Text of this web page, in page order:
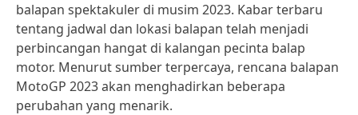
balapan spektakuler di musim 2023. Kabar terbaru
tentang jadwal dan lokasi balapan telah menjadi
perbincangan hangat di kalangan pecinta balap
motor. Menurut sumber terpercaya, rencana balapan
MotoGP 2023 akan menghadirkan beberapa
perubahan yang menarik.